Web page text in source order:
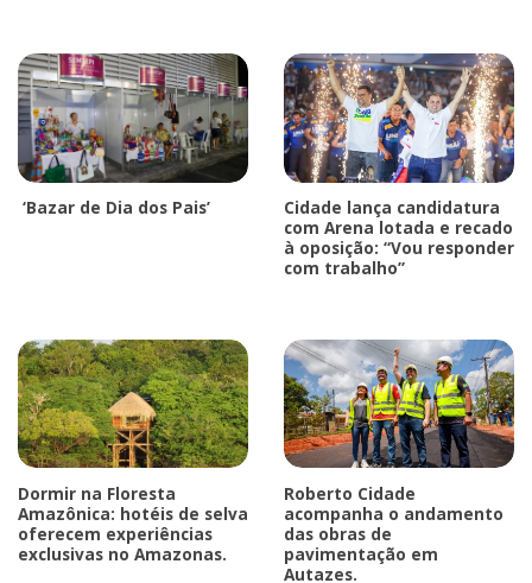
‘Bazar de Dia dos Pais’
Cidade lança candidatura
com Arena lotada e recado
à oposição: “Vou responder
com trabalho”
Dormir na Floresta
Amazônica: hotéis de selva
oferecem experiências
exclusivas no Amazonas.
Roberto Cidade
acompanha o andamento
das obras de
pavimentação em
Autazes.